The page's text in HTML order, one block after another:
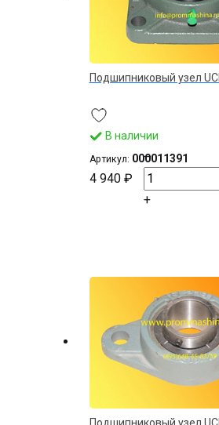
Подшипниковый узел
В наличии
Артикул: 000011391
4 940 ₽
–
+